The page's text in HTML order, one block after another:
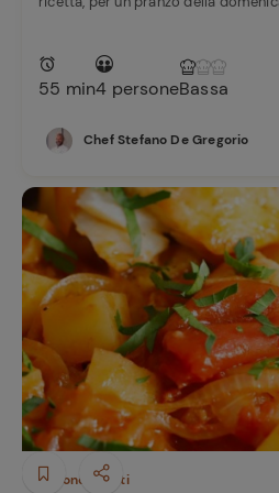
55 min4 personeBassa
Chef Stefano De Gregorio
Secondi piatti